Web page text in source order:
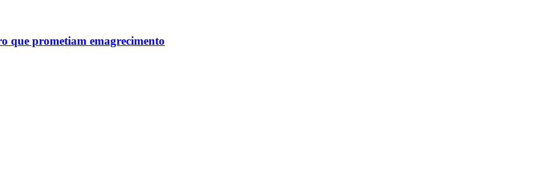
que prometiam emagrecimento